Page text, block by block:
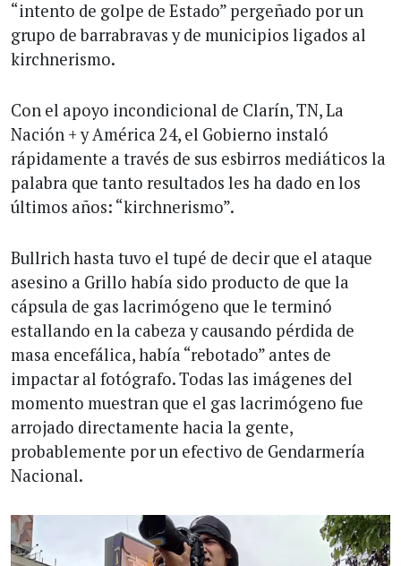
“intento de golpe de Estado” pergeñado por un
grupo de barrabravas y de municipios ligados al
kirchnerismo.
Con el apoyo incondicional de Clarín, TN, La
Nación + y América 24, el Gobierno instaló
rápidamente a través de sus esbirros mediáticos la
palabra que tanto resultados les ha dado en los
últimos años: “kirchnerismo”.
Bullrich hasta tuvo el tupé de decir que el ataque
asesino a Grillo había sido producto de que la
cápsula de gas lacrimógeno que le terminó
estallando en la cabeza y causando pérdida de
masa encefálica, había “rebotado” antes de
impactar al fotógrafo. Todas las imágenes del
momento muestran que el gas lacrimógeno fue
arrojado directamente hacia la gente,
probablemente por un efectivo de Gendarmería
Nacional.